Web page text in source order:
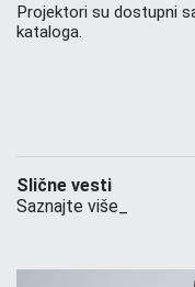
Projektori su dostupni
kataloga.
Slične vesti
Saznajte više_